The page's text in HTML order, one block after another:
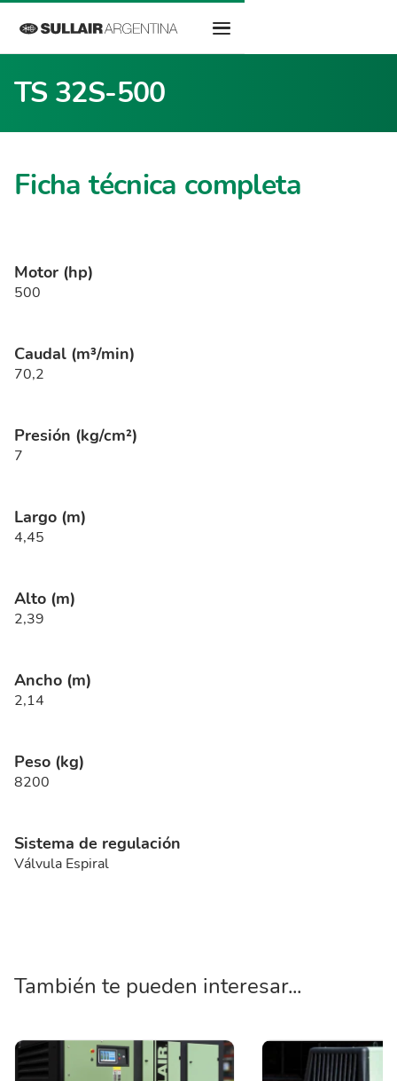
TS 32S-500
Ficha técnica completa
Motor (hp)
500
Caudal (m³/min)
70,2
Presión (kg/cm²)
7
Largo (m)
4,45
Alto (m)
2,39
Ancho (m)
2,14
Peso (kg)
8200
Sistema de regulación
Válvula Espiral
También te pueden interesar...